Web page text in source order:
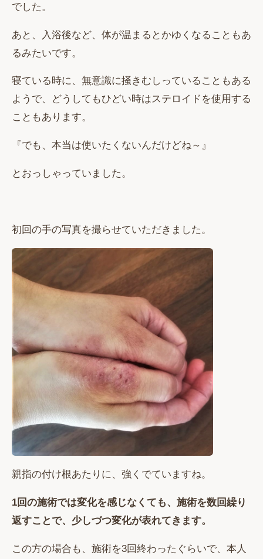
でした。
あと、入浴後など、体が温まるとかゆくなることもあ
るみたいです。
寝ている時に、無意識に掻きむしっていることもある
ようで、どうしてもひどい時はステロイドを使用する
こともあります。
『でも、本当は使いたくないんだけどね～』
とおっしゃっていました。
初回の手の写真を撮らせていただきました。
親指の付け根あたりに、強くでていますね。
1回の施術では変化を感じなくても、施術を数回繰り
返すことで、少しづつ変化が表れてきます。
この方の場合も、施術を3回終わったぐらいで、本人